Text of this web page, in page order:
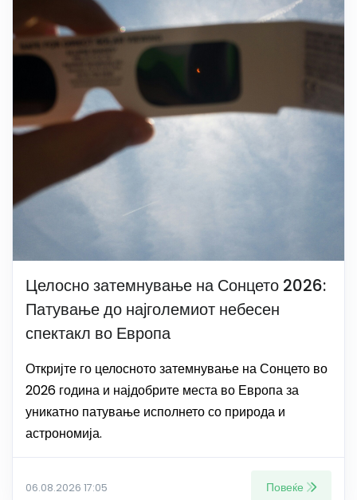
Целосно затемнување на Сонцето 2026:
Патување до најголемиот небесен
спектакл во Европа
Откријте го целосното затемнување на Сонцето во
2026 година и најдобрите места во Европа за
уникатно патување исполнето со природа и
астрономија.
06.08.2026 17:05 Повеќе